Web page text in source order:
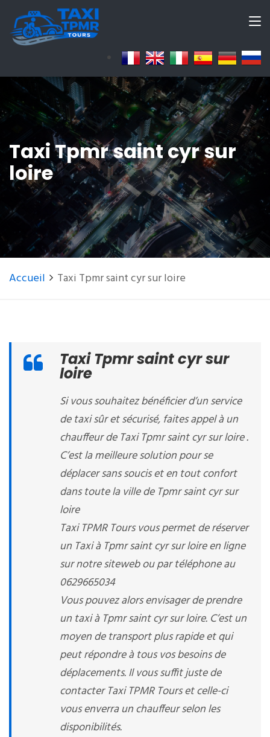
Taxi Tpmr saint cyr sur
loire
Accueil Taxi Tpmr saint cyr sur loire
Taxi Tpmr saint cyr sur
loire
Si vous souhaitez bénéficier d’un service
de taxi sûr et sécurisé, faites appel à un
chauffeur de Taxi Tpmr saint cyr sur loire .
C’est la meilleure solution pour se
déplacer sans soucis et en tout confort
dans toute la ville de Tpmr saint cyr sur
loire
Taxi TPMR Tours vous permet de réserver
un Taxi à Tpmr saint cyr sur loire en ligne
sur notre siteweb ou par téléphone au
0629665034
Vous pouvez alors envisager de prendre
un taxi à Tpmr saint cyr sur loire. C’est un
moyen de transport plus rapide et qui
peut répondre à tous vos besoins de
déplacements. Il vous suffit juste de
contacter Taxi TPMR Tours et celle-ci
vous enverra un chauffeur selon les
disponibilités.